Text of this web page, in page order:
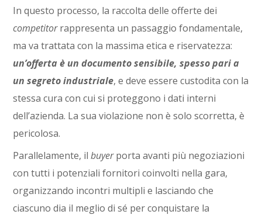
In questo processo, la raccolta delle offerte dei
competitorrappresenta un passaggio fondamentale,
ma va trattata con la massima etica e riservatezza:
un’offerta è un documento sensibile, spesso pari a
un segreto industriale, e deve essere custodita con la
stessa cura con cui si proteggono i dati interni
dell’azienda. La sua violazione non è solo scorretta, è
pericolosa.
Parallelamente, ilbuyerporta avanti più negoziazioni
con tutti i potenziali fornitori coinvolti nella gara,
organizzando incontri multipli e lasciando che
ciascuno dia il meglio di sé per conquistare la